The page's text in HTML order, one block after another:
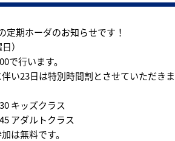
定期ホーダのお知らせです！
）
で行います。
い23日は特別時間割とさせていただきま
キッズクラス
アダルトクラス
は無料です。